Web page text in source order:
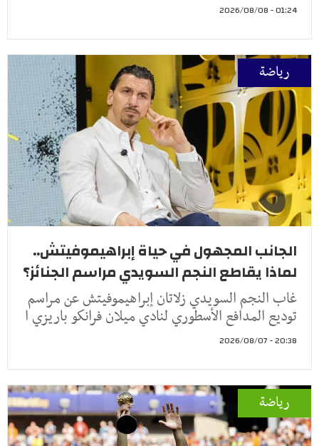
01:24 - 2026/08/08
رياضة
الجانب المجهول في حياة إبراهيموفيتش..
لماذا يقاطع النجم السويدي مراسم الجنائز؟
غاب النجم السويدي زلاتان إبراهيموفيتش عن مراسم
توديع المدافع الأسطوري لنادي ميلان فرانكو باريزي ا
20:38 - 2026/08/07
رياضة